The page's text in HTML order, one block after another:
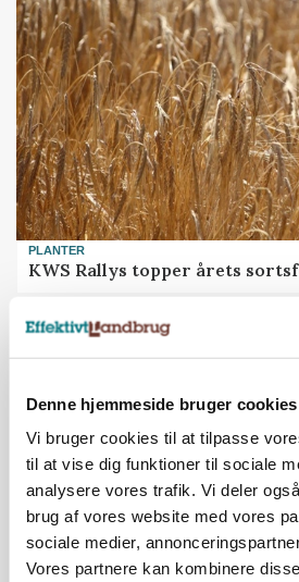
Denne hjemmeside bruger cookies
Vi bruger cookies til at tilpasse
til at vise dig funktioner til sociale
analysere vores trafik. Vi deler
brug af vores website med vores
sociale medier,
Vores partnere kan kombinere
PLANTER
KWS Rallys topper årets
CAP-I-DANMARK